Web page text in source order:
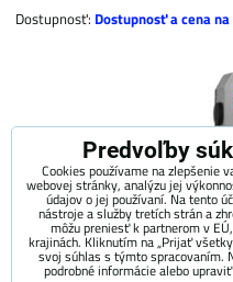
Dostupnosť: Dostupnosť a cena
Predvoľby
Cookies používame na zlepšenie
webovej stránky, analýzu jej
údajov o jej používaní. Na tento
nástroje a služby tretích strán a
môžu preniesť k partnerom v
krajinách. Kliknutím na „Prijať
svoj súhlas s týmto spracovaním.
podrobné informácie alebo